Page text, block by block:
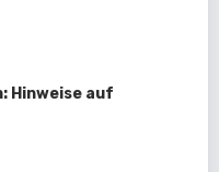
Hinweise auf